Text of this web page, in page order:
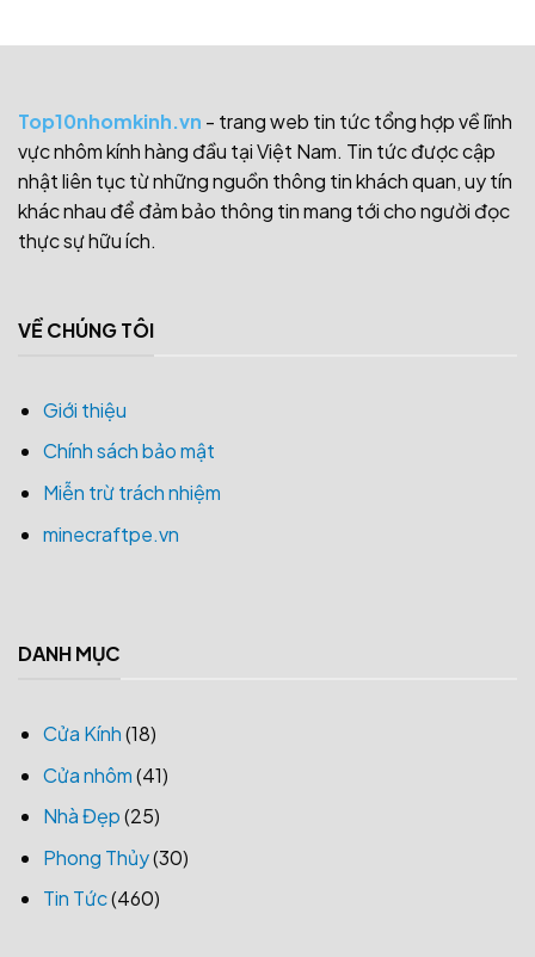
Top10nhomkinh.vn - trang web tin tức tổng hợp về lĩnh
vực nhôm kính hàng đầu tại Việt Nam. Tin tức được cập
nhật liên tục từ những nguồn thông tin khách quan, uy tín
khác nhau để đảm bảo thông tin mang tới cho người đọc
thực sự hữu ích.
VỀ CHÚNG TÔI
Giới thiệu
Chính sách bảo mật
Miễn trừ trách nhiệm
minecraftpe.vn
DANH MỤC
Cửa Kính(18)
Cửa nhôm(41)
Nhà Đẹp(25)
Phong Thủy(30)
Tin Tức(460)